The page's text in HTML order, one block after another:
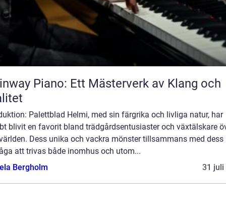
Piano: Ett Mästerverk av Klang och
Palettblad Helmi, med sin färgrika och livliga natur, har
blivit en favorit bland trädgårdsentusiaster och växtälskare
Dess unika och vackra mönster tillsammans med dess
att trivas både inomhus och utom...
Bergholm
31 juli